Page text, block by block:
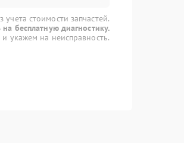
стоимости запчастей.
на бесплатную диагностику.
укажем на неисправность.